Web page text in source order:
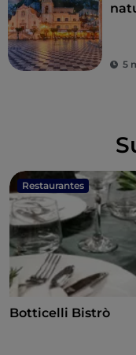
5
Restaurantes
Botticelli Bistrò